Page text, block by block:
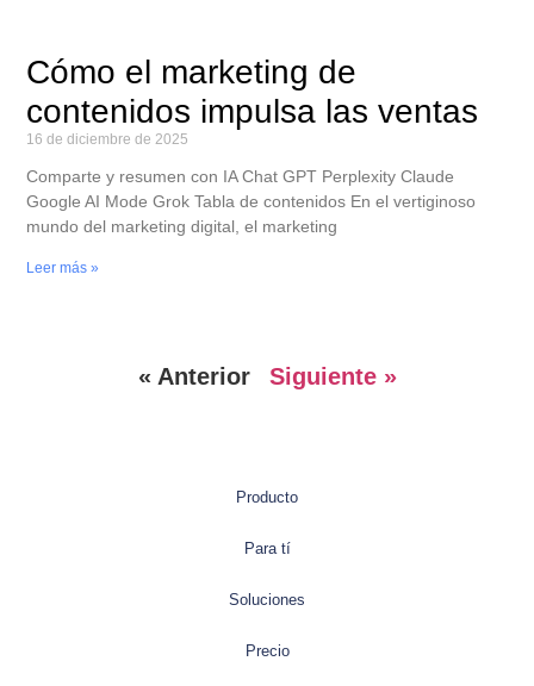
Cómo el marketing de
contenidos impulsa las ventas
16 de diciembre de 2025
Comparte y resumen con IA Chat GPT Perplexity Claude
Google AI Mode Grok Tabla de contenidos En el vertiginoso
mundo del marketing digital, el marketing
Leer más »
« Anterior Siguiente »
Producto
Para tí
Soluciones
Precio